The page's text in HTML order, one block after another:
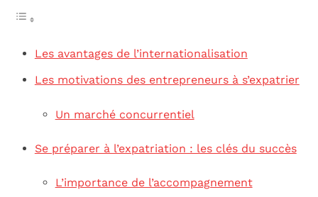
Les avantages de l’internationalisation
Les motivations des entrepreneurs à s’expatrier
Un marché concurrentiel
Se préparer à l’expatriation : les clés du succès
L’importance de l’accompagnement